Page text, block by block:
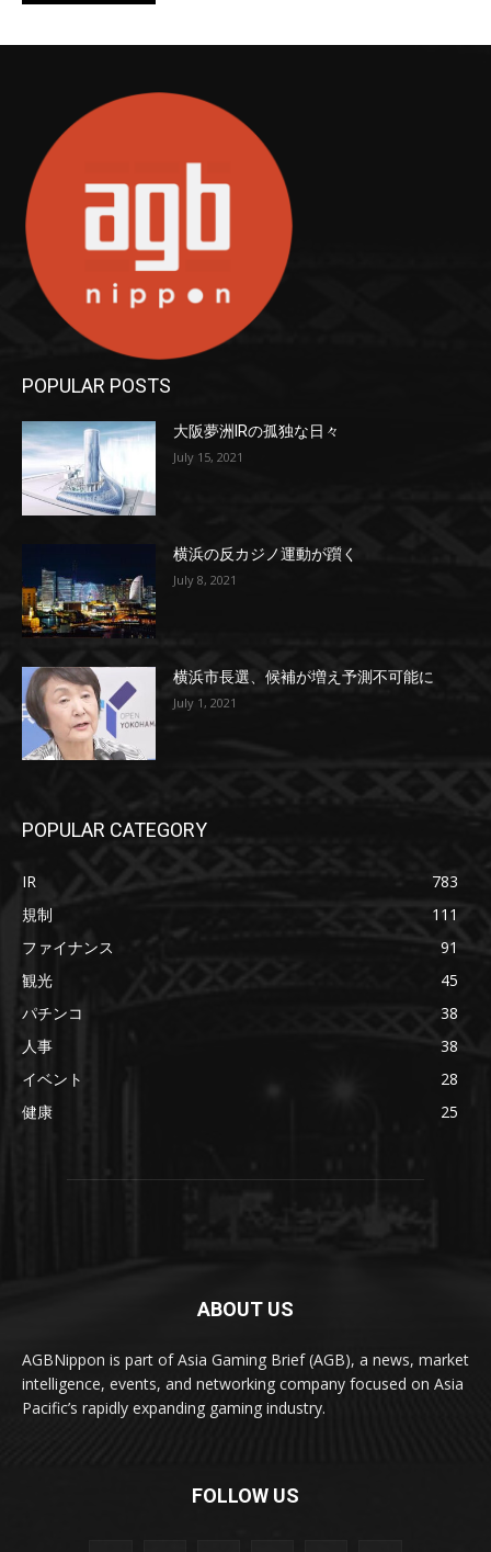
POPULAR POSTS
大阪夢洲IRの孤独な日々
July 15, 2021
横浜の反カジノ運動が躓く
July 8, 2021
横浜市長選、候補が増え予測不可能に
July 1, 2021
POPULAR CATEGORY
IR
783
規制
111
ファイナンス
91
観光
45
パチンコ
38
人事
38
イベント
28
健康
25
ABOUT US
AGBNippon is part of Asia Gaming Brief (AGB), a news, market
intelligence, events, and networking company focused on Asia
Pacific’s rapidly expanding gaming industry.
FOLLOW US